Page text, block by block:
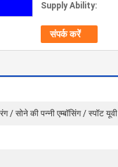
Supply Ability:
संपर्क करें
रंग / सोने की पन्नी एम्बॉसिंग / स्पॉट यूवी